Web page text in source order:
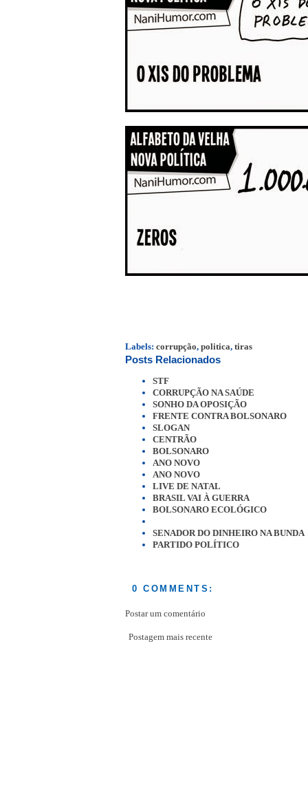
Labels: corrupção, politica, tiras
Posts Relacionados
STF
CORRUPÇÃO NA SAÚDE
SONHO DA OPOSIÇÃO
FRENTE CONTRA BOLSONARO
SLOGAN
CENTRÃO
BOLSONARO
ANO NOVO
ANO NOVO
LIVE DE NATAL
BRASIL VAI À GUERRA
BOLSONARO ECOLÓGICO
SENADOR DO DINHEIRO NA BUNDA
PARTIDO POLÍTICO
0 COMMENTS:
Postar um comentário
Postagem mais recente